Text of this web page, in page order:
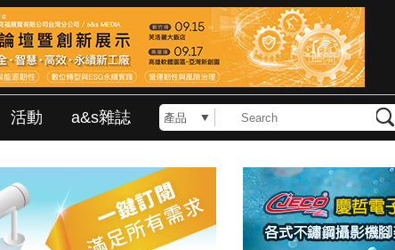
活動 a&s雜誌